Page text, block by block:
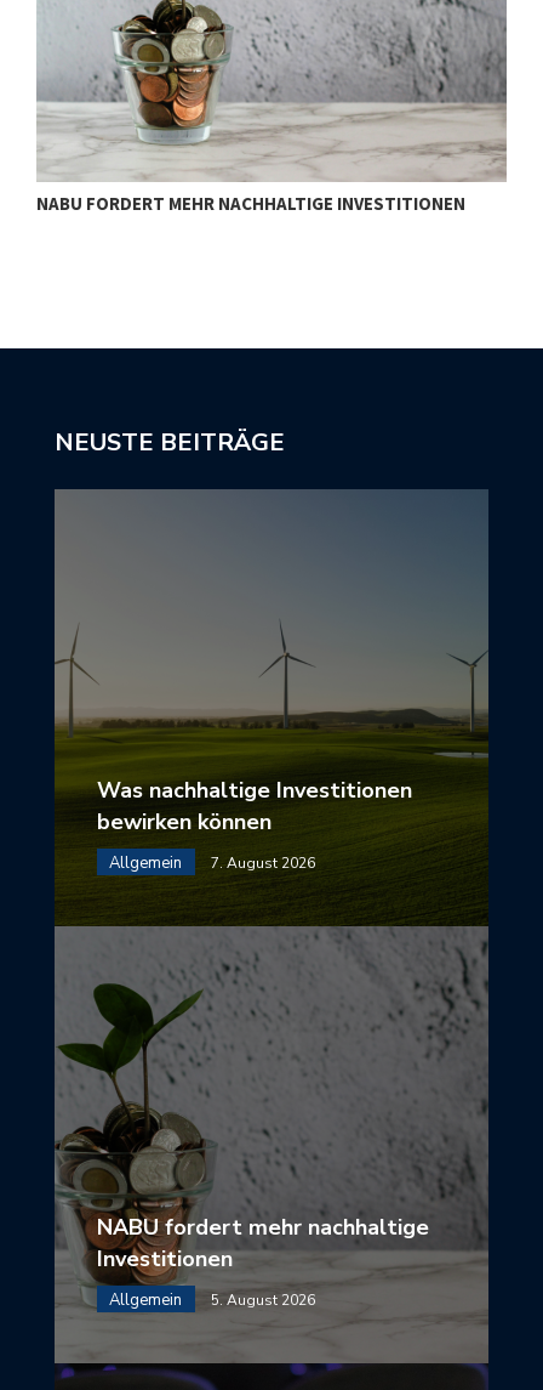
NABU FORDERT MEHR NACHHALTIGE INVESTITIONEN
NEUSTE BEITRÄGE
Was nachhaltige Investitionen
bewirken können
Allgemein 7. August 2026
NABU fordert mehr nachhaltige
Investitionen
Allgemein 5. August 2026